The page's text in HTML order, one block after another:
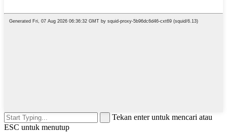
Tekan enter untuk mencari atau
ESC untuk menutup